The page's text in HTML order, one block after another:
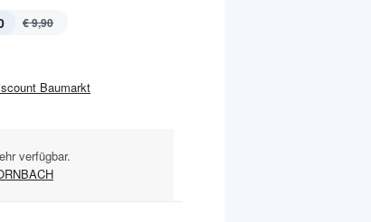
€ 9,90
Baumarkt
verfügbar.